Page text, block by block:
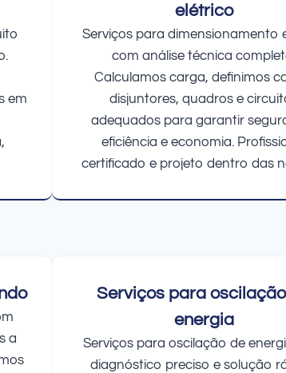
em
elétrico
Serviços para dimensionamento
com análise técnica
Calculamos carga, definimos
disjuntores, quadros e
adequados para garantir
eficiência e economia.
certificado e projeto dentro das
a
Serviços para
energia
Serviços para oscilação de
diagnóstico preciso e solução